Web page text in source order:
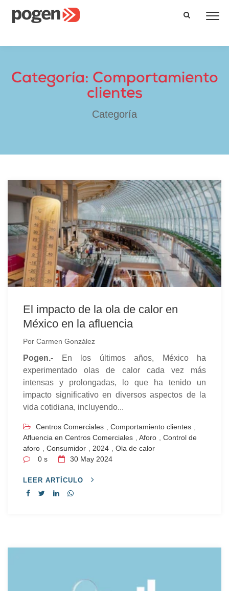
Categoría: Comportamiento
clientes
Categoría
El impacto de la ola de calor en
México en la afluencia
Por Carmen González
Pogen.-
En los últimos años, México ha
experimentado olas de calor cada vez más
intensas y prolongadas, lo que ha tenido un
impacto significativo en diversos aspectos de la
vida cotidiana, incluyendo...
Centros Comerciales Comportamiento clientes
Afluencia en Centros Comerciales
Aforo
Control de
aforo
Consumidor 2024
Ola de calor
0 s
30 May 2024
LEER ARTÍCULO